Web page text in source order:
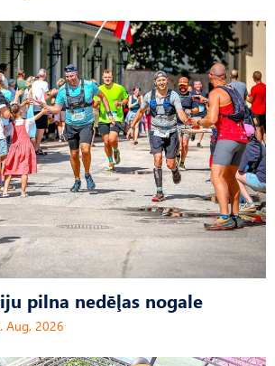
pilna nedēļas nogale
Aug, 2026